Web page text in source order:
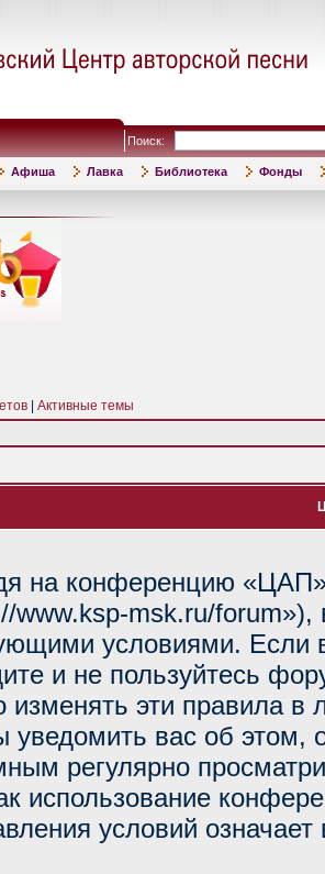
Поиск:
Афиша Лавка Библиотека Фонды
Активные темы
на конференцию
www.ksp-msk.ru/forum»),
условиями. Если
и не пользуйтесь
изменять эти правила
уведомить вас об
регулярно
использование
условий